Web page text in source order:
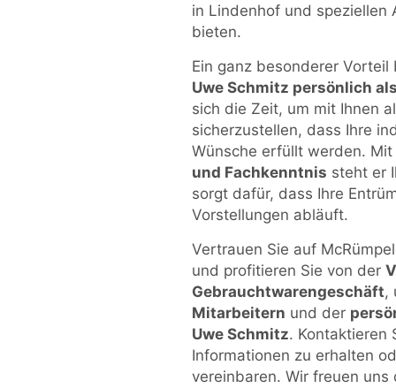
in Lindenhof und speziellen
bieten.
Ein ganz besonderer
Uwe Schmitz persönlich
sich die Zeit, um mit Ihnen
sicherzustellen, dass Ihre
Wünsche erfüllt werden.
und Fachkenntnis steht er
sorgt dafür, dass Ihre
Vorstellungen abläuft.
Vertrauen Sie auf
und profitieren Sie von der
Gebrauchtwarengeschäft,
Mitarbeitern und der
Uwe Schmitz. Kontaktieren
Informationen zu erhalten
vereinbaren. Wir freuen uns